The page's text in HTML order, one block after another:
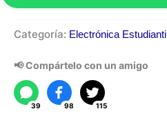
Ultrasónico
Sumergible
cantidad
Categoría: Electrónica Estudiantil
📢 Compártelo con un amigo
39 98 115